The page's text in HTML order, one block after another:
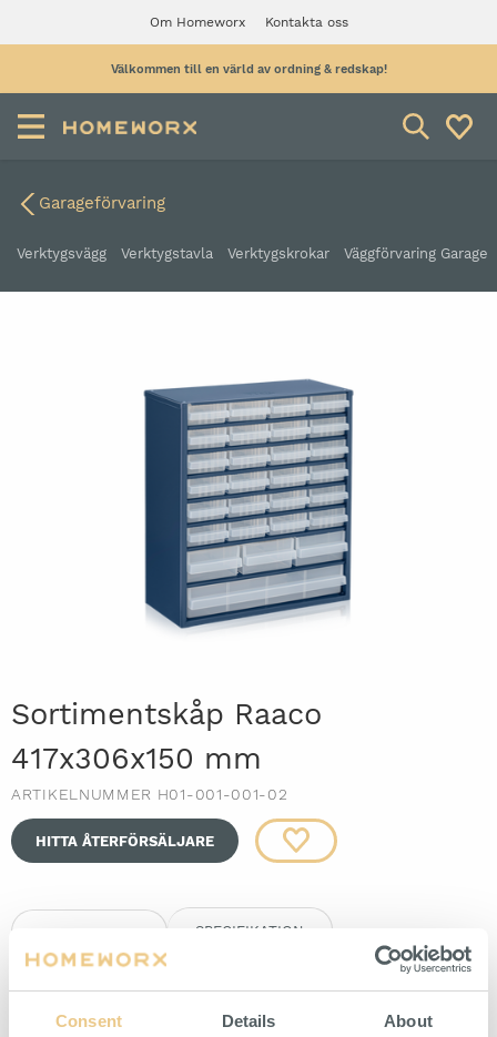
Consent Details About
Om Homeworx Kontakta oss
Välkommen till en värld av ordning & redskap!
Garageförvaring
Verktygsvägg Verktygstavla Verktygskrokar Väggförvaring Garage
Sortimentskåp Raaco
417x306x150 mm
ARTIKELNUMMER H01-001-001-02
HITTA ÅTERFÖRSÄLJARE
SPECIFIKATION
Praktiskt sortimentskåp med smålådor för sortering av skruvar
Skåpet är tillverkat av lackad plåt och levereras med